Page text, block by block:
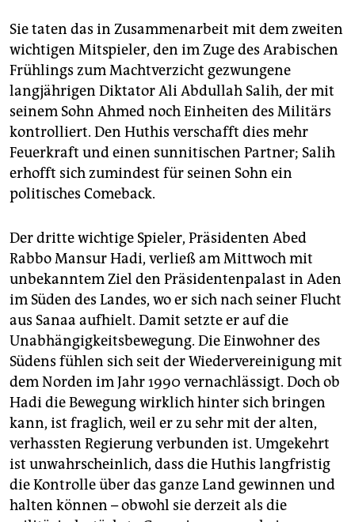
Sie taten das in Zusammenarbeit mit dem zweiten
wichtigen Mitspieler, den im Zuge des Arabischen
Frühlings zum Machtverzicht gezwungene
langjährigen Diktator Ali Abdullah Salih, der mit
seinem Sohn Ahmed noch Einheiten des Militärs
kontrolliert. Den Huthis verschafft dies mehr
Feuerkraft und einen sunnitischen Partner; Salih
erhofft sich zumindest für seinen Sohn ein
politisches Comeback.
Der dritte wichtige Spieler, Präsidenten Abed
Rabbo Mansur Hadi, verließ am Mittwoch mit
unbekanntem Ziel den Präsidentenpalast in Aden
im Süden des Landes, wo er sich nach seiner Flucht
aus Sanaa aufhielt. Damit setzte er auf die
Unabhängigkeitsbewegung. Die Einwohner des
Südens fühlen sich seit der Wiedervereinigung mit
dem Norden im Jahr 1990 vernachlässigt. Doch ob
Hadi die Bewegung wirklich hinter sich bringen
kann, ist fraglich, weil er zu sehr mit der alten,
verhassten Regierung verbunden ist. Umgekehrt
ist unwahrscheinlich, dass die Huthis langfristig
die Kontrolle über das ganze Land gewinnen und
halten können – obwohl sie derzeit als die